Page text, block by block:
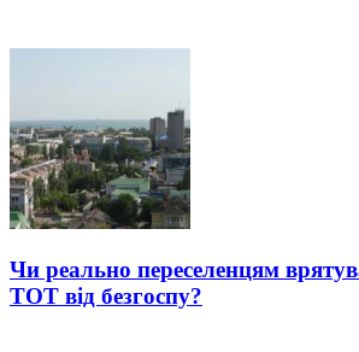
Чи реально переселенцям
ТОТ від безгоспу?